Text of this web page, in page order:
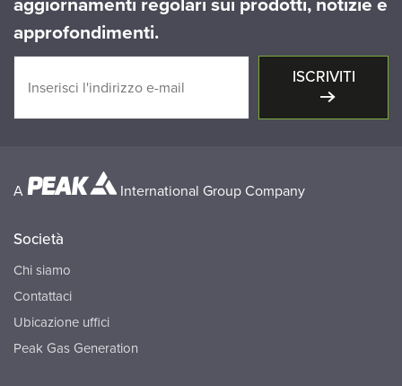
aggiornamenti regolari sui prodotti, notizie e
approfondimenti.
ISCRIVITI
A International Group Company
Società
Chi siamo
Contattaci
Ubicazione uffici
Peak Gas Generation